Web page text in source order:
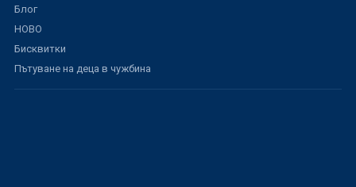
Блог
НОВО
Бисквитки
Пътуване на деца в чужбина